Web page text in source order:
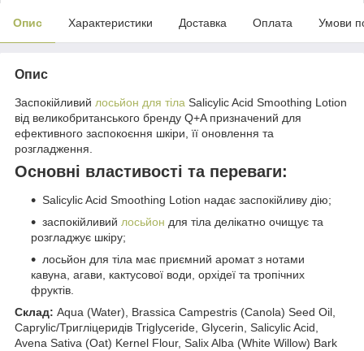
Опис Характеристики Доставка Оплата Умови
Опис
Заспокійливий лосьйон для тіла Salicylic Acid Smoothing Lotion
від великобританського бренду Q+A призначений для
ефективного заспокоєння шкіри, її оновлення та
розгладження.
Основні властивості та переваги:
Salicylic Acid Smoothing Lotion надає заспокійливу дію;
заспокійливий лосьйон для тіла делікатно очищує та
розгладжує шкіру;
лосьйон для тіла має приємний аромат з нотами
кавуна, агави, кактусової води, орхідеї та тропічних
фруктів.
Склад: Aqua (Water), Brassica Campestris (Canola) Seed Oil,
Caprylic/Тригліцеридів Triglyceride, Glycerin, Salicylic Acid,
Avena Sativa (Oat) Kernel Flour, Salix Alba (White Willow) Bark